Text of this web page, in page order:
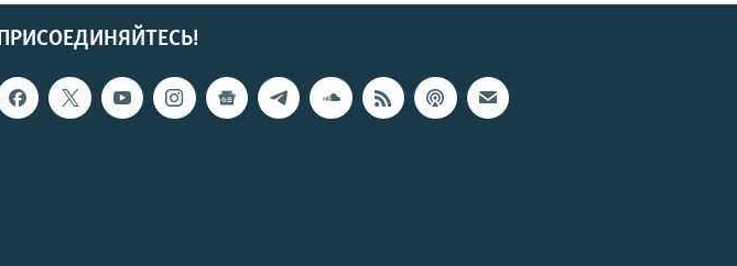
ПРИСОЕДИНЯЙТЕСЬ!